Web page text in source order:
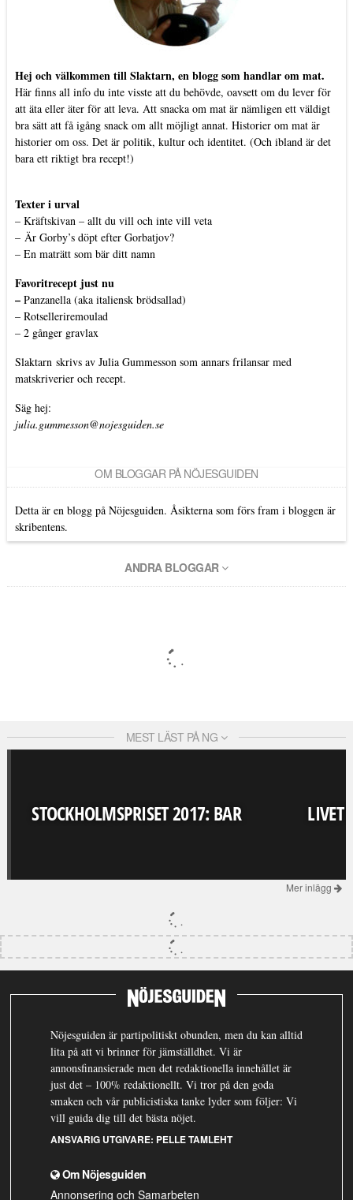
Hej och välkommen till Slaktarn, en blogg som handlar om mat.
Här finns all info du inte visste att du behövde, oavsett om du lever för
att äta eller äter för att leva. Att snacka om mat är nämligen ett väldigt
bra sätt att få igång snack om allt möjligt annat. Historier om mat är
historier om oss. Det är politik, kultur och identitet. (Och ibland är det
bara ett riktigt bra recept!)
Texter i urval
– Kräftskivan – allt du vill och inte vill veta
– Är Gorby’s döpt efter Gorbatjov?
– En maträtt som bär ditt namn
Favoritrecept just nu
– Panzanella (aka italiensk brödsallad)
– Rotselleriremoulad
– 2 gånger gravlax
Slaktarn skrivs av Julia Gummesson som annars frilansar med
matskriverier och recept.
Säg hej:
julia.gummesson@nojesguiden.se
OM BLOGGAR PÅ NÖJESGUIDEN
Detta är en blogg på Nöjesguiden. Åsikterna som förs fram i bloggen är
skribentens.
ANDRA BLOGGAR
MEST LÄST PÅ NG
STOCKHOLMSPRISET 2017: BAR LIVET
Mer inlägg
Nöjesguiden är partipolitiskt obunden, men du kan alltid
lita på att vi brinner för jämställdhet. Vi är
annonsfinansierade men det redaktionella innehållet är
just det – 100% redaktionellt. Vi tror på den goda
smaken och vår publicistiska tanke lyder som följer: Vi
vill guida dig till det bästa nöjet.
ANSVARIG UTGIVARE: PELLE TAMLEHT
Om Nöjesguiden
Annonsering och Samarbeten